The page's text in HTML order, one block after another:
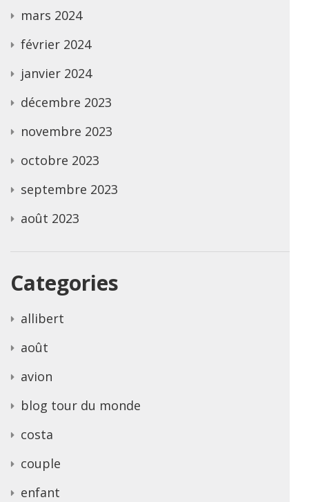
mars 2024
février 2024
janvier 2024
décembre 2023
novembre 2023
octobre 2023
septembre 2023
août 2023
Categories
allibert
août
avion
blog tour du monde
costa
couple
enfant